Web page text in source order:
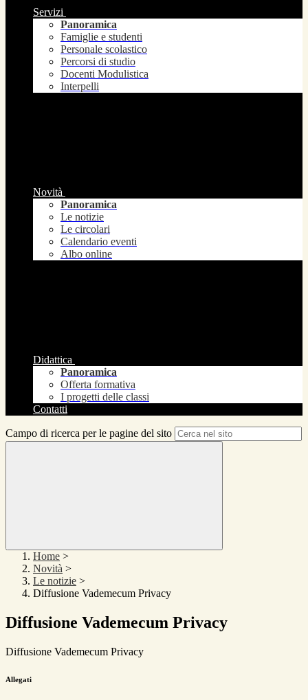
Servizi
Panoramica
Famiglie e studenti
Personale scolastico
Percorsi di studio
Docenti Modulistica
Interpelli
Novità
Panoramica
Le notizie
Le circolari
Calendario eventi
Albo online
Didattica
Panoramica
Offerta formativa
I progetti delle classi
Contatti
Campo di ricerca per le pagine del sito
Home >
Novità >
Le notizie >
Diffusione Vademecum Privacy
Diffusione Vademecum Privacy
Diffusione Vademecum Privacy
Allegati